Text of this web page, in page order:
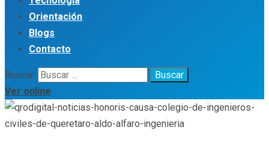
Orientación
Blogs
Contacto
Buscar:
Ver online